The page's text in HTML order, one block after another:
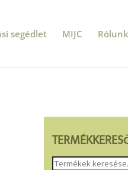
segédlet MIJC Rólunk
Keresés